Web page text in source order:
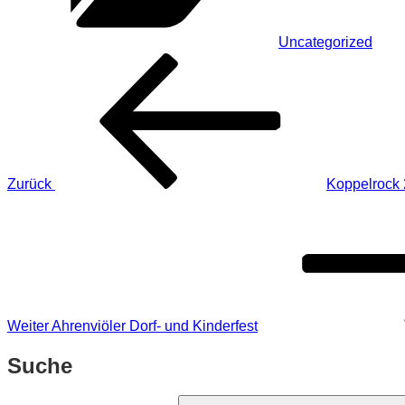
Uncategorized
Beitragsnavigation
Zurück
Koppelrock
WeiterAhrenviöler Dorf- und Kinderfest
Suche